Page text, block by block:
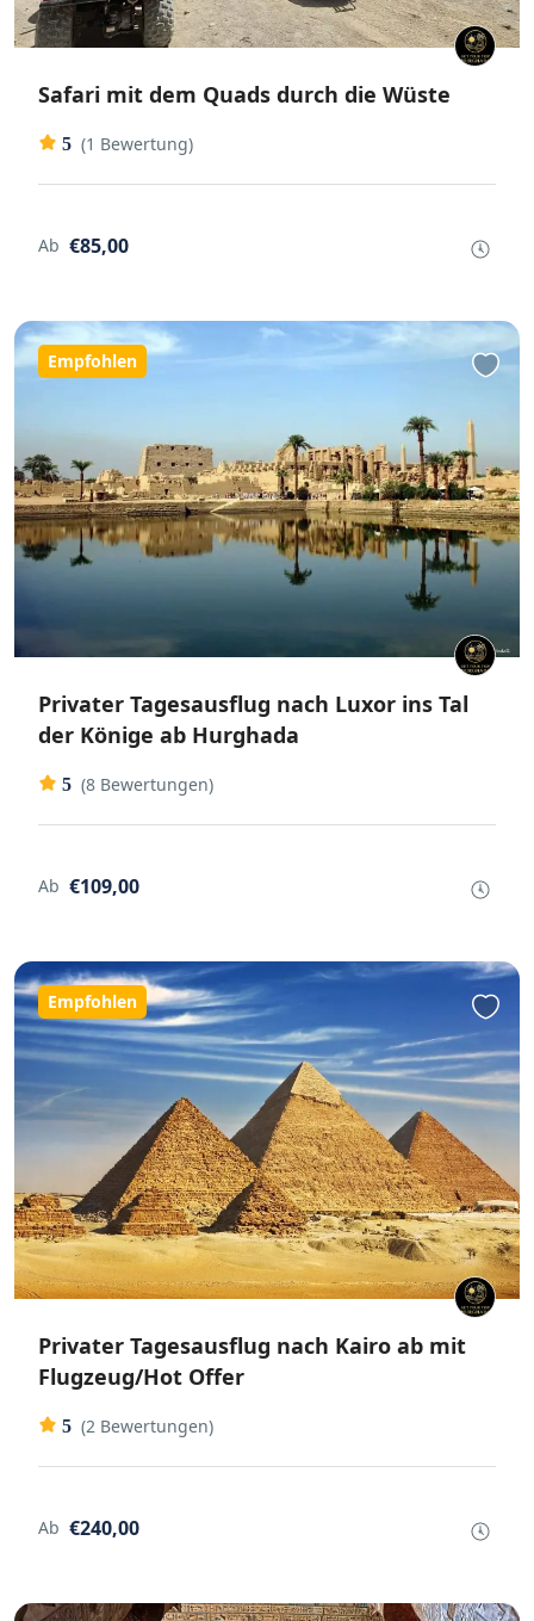
Safari mit dem Quads durch die Wüste
5 (1 Bewertung)
Ab €85,00
Empfohlen
Privater Tagesausflug nach Luxor ins Tal
der Könige ab Hurghada
5 (8 Bewertungen)
Ab €109,00
Empfohlen
Privater Tagesausflug nach Kairo ab mit
Flugzeug/Hot Offer
5 (2 Bewertungen)
Ab €240,00